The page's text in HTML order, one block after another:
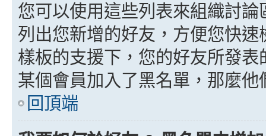
您可以使用這些列表來組織討
列出您新增的好友，方便您快
樣板的支援下，您的好友所發
某個會員加入了黑名單，那麼
回頂端